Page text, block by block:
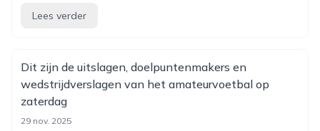
Lees verder
Dit zijn de uitslagen, doelpuntenmakers en
wedstrijdverslagen van het amateurvoetbal op
zaterdag
29 nov. 2025